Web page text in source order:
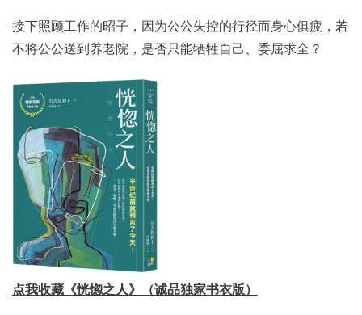
接下照顾工作的昭子，因为公公失控的行径而身心俱疲，若
不将公公送到养老院，是否只能牺牲自己、委屈求全？
点我收藏《恍惚之人》（诚品独家书衣版）